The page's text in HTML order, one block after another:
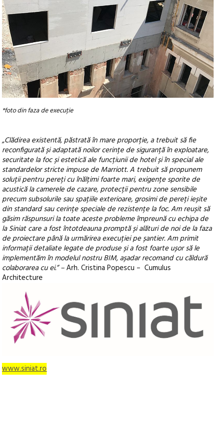
*foto din faza de execuție
„Clădirea existentă, păstrată în mare proporție, a trebuit să fie
reconfigurată și adaptată noilor cerințe de siguranță în exploatare,
securitate la foc și estetică ale funcțiunii de hotel și în special ale
standardelor stricte impuse de Marriott. A trebuit să propunem
soluții pentru pereți cu înălțimi foarte mari, exigențe sporite de
acustică la camerele de cazare, protecții pentru zone sensibile
precum subsolurile sau spațiile exterioare, grosimi de pereți ieșite
din standard sau cerințe speciale de rezistențe la foc. Am reușit să
găsim răspunsuri la toate aceste probleme împreună cu echipa de
la Siniat care a fost întotdeauna promptă și alături de noi de la faza
de proiectare până la urmărirea execuției pe șantier. Am primit
informații detaliate legate de produse și a fost foarte ușor să le
implementăm în modelul nostru BIM, așadar recomand cu căldură
colaborarea cu ei.” –Arh. Cristina Popescu – Cumulus
Architecture
www.siniat.ro